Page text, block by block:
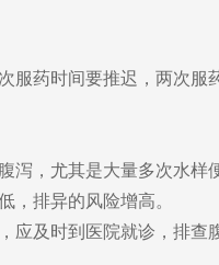
服药时间要推迟，两次
泻，尤其是大量多次水
，排异的风险增高。
应及时到医院就诊，排